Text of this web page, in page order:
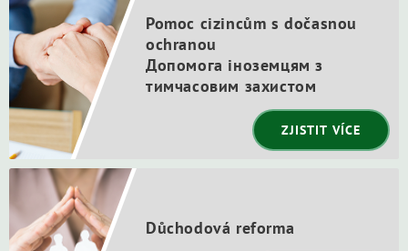
Pomoc cizincům s dočasnou
ochranou
Допомога іноземцям з
тимчасовим захистом
ZJISTIT VÍCE
Důchodová reforma